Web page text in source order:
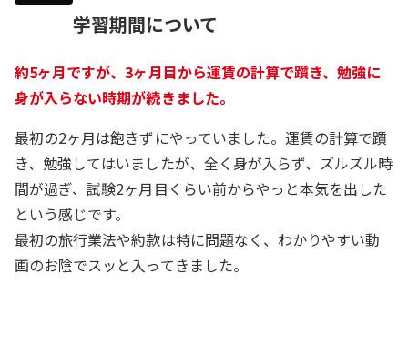
学習期間について
約5ヶ月ですが、3ヶ月目から運賃の計算で躓き、勉強に
身が入らない時期が続きました。
最初の2ヶ月は飽きずにやっていました。運賃の計算で躓
き、勉強してはいましたが、全く身が入らず、ズルズル時
間が過ぎ、試験2ヶ月目くらい前からやっと本気を出した
という感じです。
最初の旅行業法や約款は特に問題なく、わかりやすい動
画のお陰でスッと入ってきました。